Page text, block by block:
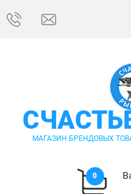
МАГАЗИН БРЕНДОВЫХ
0